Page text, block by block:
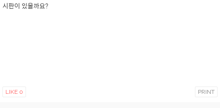
시판이 있을까요?
LIKE 0 PRINT